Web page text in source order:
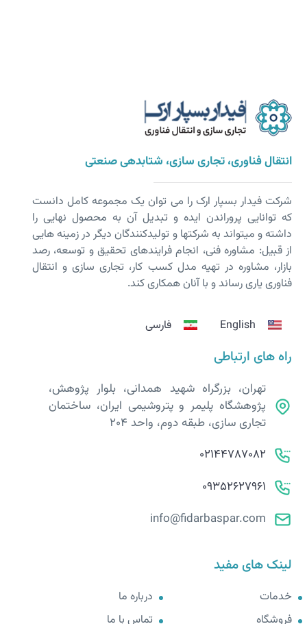
انتقال فناوری، تجاری سازی، شتابدهی صنعتی
شرکت فیدار بسپار ارک را می توان یک مجموعه کامل دانست
که توانایی پروراندن ایده و تبدیل آن به محصول نهایی را
داشته و می­تواند به شرکت­ها و تولیدکنندگان دیگر در زمینه هایی
از قبیل: مشاوره فنی، انجام فرایندهای تحقیق و توسعه، رصد
بازار، مشاوره در تهیه مدل کسب کار، تجاری سازی و انتقال
فناوری یاری رساند و با آنان همکاری کند.
English فارسی
راه های ارتباطی
تهران، بزرگراه شهید همدانی، بلوار پژوهش،
پژوهشگاه پلیمر و پتروشیمی ایران، ساختمان
تجاری سازی، طبقه دوم، واحد 204
02144787082
09352627961
info@fidarbaspar.com
لینک های مفید
خدمات
فروشگاه
درباره ما
تماس با ما